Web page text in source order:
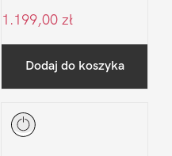
1.199,00 zł
Dodaj do koszyka